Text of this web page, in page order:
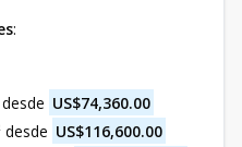
:
desde US$74,360.00
desde US$116,600.00